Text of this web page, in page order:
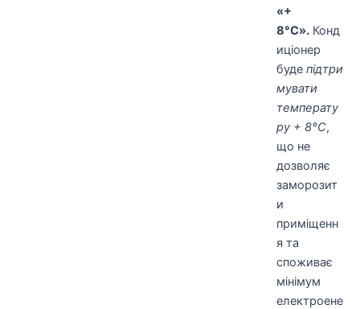
«+
8°С». Конд
иціонер
будепідтри
мувати
температу
ру + 8°С,
що не
дозволяє
заморозит
и
приміщенн
я та
споживає
мінімум
електроене